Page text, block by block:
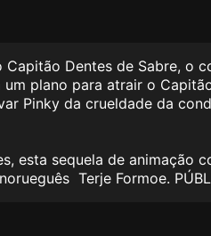
Dentes de Sabre,
plano para atrair o
Pinky da crueldade da
esta sequela de
Terje Formoe.